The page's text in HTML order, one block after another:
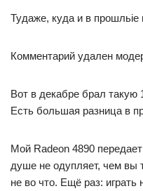
Тудаже, куда и в прошльіе
Комментарий удален
Вот в декабре брал такую
Есть большая разница в
Мой Radeon 4890
душе не одупляет, чем вы
не во что. Ещё раз: